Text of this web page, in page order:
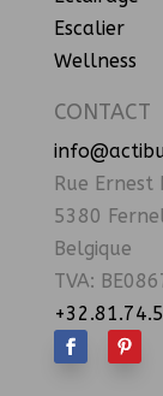
Escalier
Wellness
CONTACT
Rue
5380
Belgique
TVA: